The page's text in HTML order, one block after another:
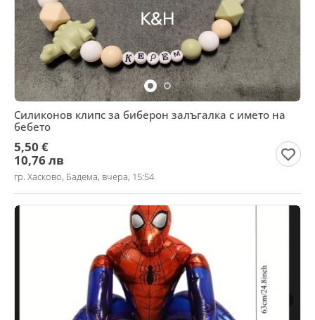
Силиконов клипс за биберон залъгалка с името на
бебето
5,50 €
10,76 лв
гр. Хасково, Бадема, вчера, 15:54